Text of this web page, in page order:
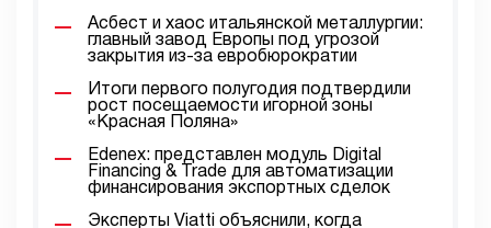
Асбест и хаос итальянской металлургии:
главный завод Европы под угрозой
закрытия из-за евробюрократии
Итоги первого полугодия подтвердили
рост посещаемости игорной зоны
«Красная Поляна»
Edenex: представлен модуль Digital
Financing & Trade для автоматизации
финансирования экспортных сделок
Эксперты Viatti объяснили, когда